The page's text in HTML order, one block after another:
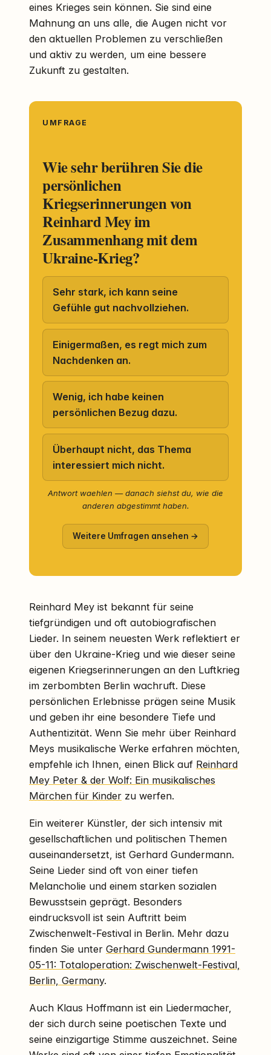
eines Krieges sein können. Sie sind eine
Mahnung an uns alle, die Augen nicht vor
den aktuellen Problemen zu verschließen
und aktiv zu werden, um eine bessere
Zukunft zu gestalten.
UMFRAGE
Wie sehr berühren Sie die
persönlichen
Kriegserinnerungen von
Reinhard Mey im
Zusammenhang mit dem
Ukraine-Krieg?
Sehr stark, ich kann seine
Gefühle gut nachvollziehen.
Einigermaßen, es regt mich zum
Nachdenken an.
Wenig, ich habe keinen
persönlichen Bezug dazu.
Überhaupt nicht, das Thema
interessiert mich nicht.
Antwort waehlen — danach siehst du, wie die
anderen abgestimmt haben.
Weitere Umfragen ansehen →
Reinhard Mey ist bekannt für seine
tiefgründigen und oft autobiografischen
Lieder. In seinem neuesten Werk reflektiert er
über den Ukraine-Krieg und wie dieser seine
eigenen Kriegserinnerungen an den Luftkrieg
im zerbombten Berlin wachruft. Diese
persönlichen Erlebnisse prägen seine Musik
und geben ihr eine besondere Tiefe und
Authentizität. Wenn Sie mehr über Reinhard
Meys musikalische Werke erfahren möchten,
empfehle ich Ihnen, einen Blick auf Reinhard
Mey Peter & der Wolf: Ein musikalisches
Märchen für Kinder zu werfen.
Ein weiterer Künstler, der sich intensiv mit
gesellschaftlichen und politischen Themen
auseinandersetzt, ist Gerhard Gundermann.
Seine Lieder sind oft von einer tiefen
Melancholie und einem starken sozialen
Bewusstsein geprägt. Besonders
eindrucksvoll ist sein Auftritt beim
Zwischenwelt-Festival in Berlin. Mehr dazu
finden Sie unter Gerhard Gundermann 1991-
05-11: Totaloperation: Zwischenwelt-Festival,
Berlin, Germany.
Auch Klaus Hoffmann ist ein Liedermacher,
der sich durch seine poetischen Texte und
seine einzigartige Stimme auszeichnet. Seine